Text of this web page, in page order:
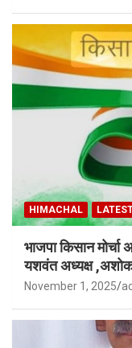
HIMACHAL
भाजपा किसान मोर्चा
यशवंत अध्यक्ष ,अशोक
November 1, 2025